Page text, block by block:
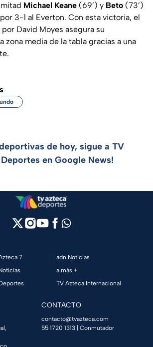
Michael Keane (69’) y Beto (73’)
3-1 al Everton. Con esta victoria, el
David Moyes asegura su
zona media de la tabla gracias a una
de hoy, sigue a TV
en Google News!
7
adn Noticias
a más +
TV Azteca Internacional
CONTACTO
contacto@tvazteca.com
55 1720 1313 | Conmutador